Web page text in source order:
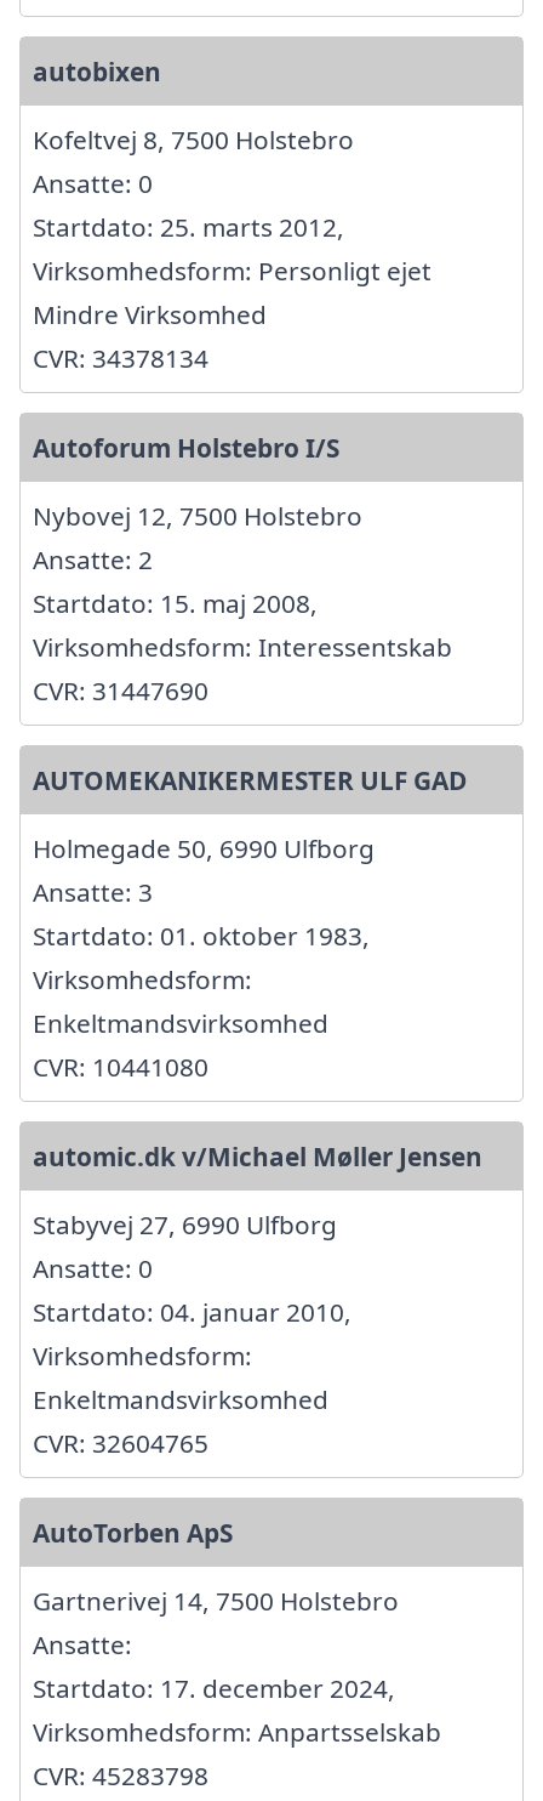
autobixen
Kofeltvej 8, 7500 Holstebro
Ansatte: 0
Startdato: 25. marts 2012,
Virksomhedsform: Personligt ejet
Mindre Virksomhed
CVR: 34378134
Autoforum Holstebro I/S
Nybovej 12, 7500 Holstebro
Ansatte: 2
Startdato: 15. maj 2008,
Virksomhedsform: Interessentskab
CVR: 31447690
AUTOMEKANIKERMESTER ULF GAD
Holmegade 50, 6990 Ulfborg
Ansatte: 3
Startdato: 01. oktober 1983,
Virksomhedsform:
Enkeltmandsvirksomhed
CVR: 10441080
automic.dk v/Michael Møller Jensen
Stabyvej 27, 6990 Ulfborg
Ansatte: 0
Startdato: 04. januar 2010,
Virksomhedsform:
Enkeltmandsvirksomhed
CVR: 32604765
AutoTorben ApS
Gartnerivej 14, 7500 Holstebro
Ansatte:
Startdato: 17. december 2024,
Virksomhedsform: Anpartsselskab
CVR: 45283798